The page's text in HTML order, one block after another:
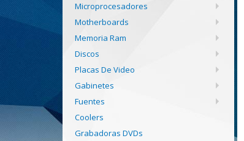
Microprocesadores
Motherboards
Memoria Ram
Discos
Placas De Video
Gabinetes
Fuentes
Coolers
Grabadoras DVDs